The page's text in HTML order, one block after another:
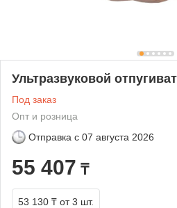
Ультразвуковой
Под заказ
Опт и розница
Отправка с 07 августа 2026
55 407 ₸
53 130 ₸ от 3 шт.